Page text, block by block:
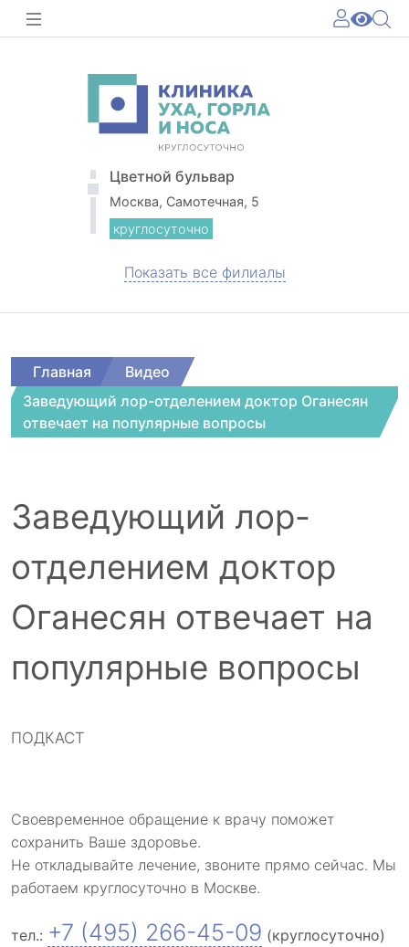
Цветной бульвар
Москва, Самотечная, 5
круглосуточно
Показать все филиалы
Главная
Видео
Заведующий лор-отделением доктор Оганесян
отвечает на популярные вопросы
Заведующий лор-
отделением доктор
Оганесян отвечает на
популярные вопросы
ПОДКАСТ
Своевременное обращение к врачу поможет
сохранить Ваше здоровье.
Не откладывайте лечение, звоните прямо сейчас. Мы
работаем круглосуточно в Москве.
тел.: +7 (495) 266-45-09 (круглосуточно)